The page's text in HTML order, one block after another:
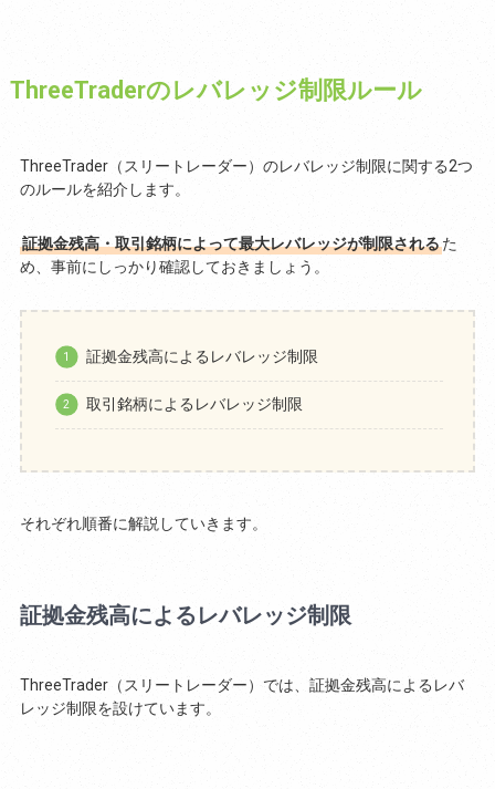
ThreeTraderのレバレッジ制限ルール
ThreeTrader（スリートレーダー）のレバレッジ制限に関する2つ
のルールを紹介します。
証拠金残高・取引銘柄によって最大レバレッジが制限されるた
め、事前にしっかり確認しておきましょう。
証拠金残高によるレバレッジ制限
取引銘柄によるレバレッジ制限
それぞれ順番に解説していきます。
証拠金残高によるレバレッジ制限
ThreeTrader（スリートレーダー）では、証拠金残高によるレバ
レッジ制限を設けています。